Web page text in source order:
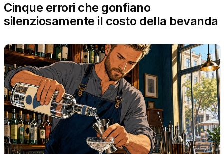
Cinque errori che gonfiano
silenziosamente il costo della bevanda